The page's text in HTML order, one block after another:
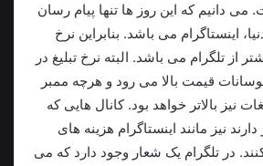
می دانیم که این روز ها تنها پیام رسان
اینستاگرام می باشد. بنابراین نرخ
از تلگرام می باشد. البته نرخ تبلیغ در
نوسانات قیمت بالا می رود و هرچه ممبر
نیز بالاتر خواهد بود. کانال هایی که
نیز مانند اینستاگرام هزینه های
در تلگرام یک شعار وجود دارد که می